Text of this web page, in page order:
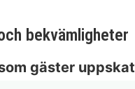
hemma i ett av de
eller dusch,
bekvämligheter
gäster